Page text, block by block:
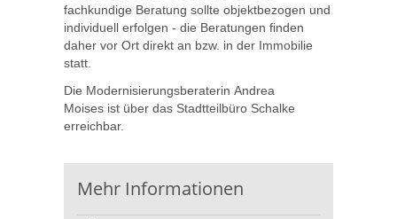
fachkundige Beratung sollte objektbezogen und
individuell erfolgen - die Beratungen finden
daher vor Ort direkt an bzw. in der Immobilie
statt.
Die Modernisierungsberaterin Andrea
Moises ist über das Stadtteilbüro Schalke
erreichbar.
Mehr Informationen